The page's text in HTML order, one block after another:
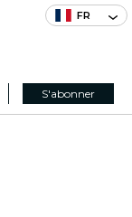
FR
S'abonner